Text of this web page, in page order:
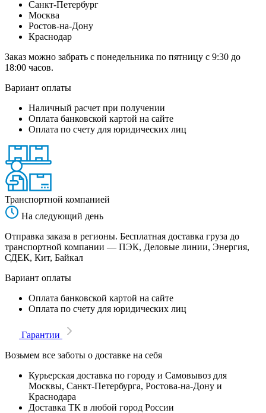
Санкт-Петербург
Москва
Ростов-на-Дону
Краснодар
Заказ можно забрать с понедельника по пятницу с 9:30 до
18:00 часов.
Вариант оплаты
Наличный расчет при получении
Оплата банковской картой на сайте
Оплата по счету для юридических лиц
Транспортной компанией
На следующий день
Отправка заказа в регионы. Бесплатная доставка груза до
транспортной компании — ПЭК, Деловые линии, Энергия,
СДЕК, Кит, Байкал
Вариант оплаты
Оплата банковской картой на сайте
Оплата по счету для юридических лиц
Гарантии
Возьмем все заботы о доставке на себя
Курьерская доставка по городу и Самовывоз для
Москвы, Санкт-Петербурга, Ростова-на-Дону и
Краснодара
Доставка ТК в любой город России